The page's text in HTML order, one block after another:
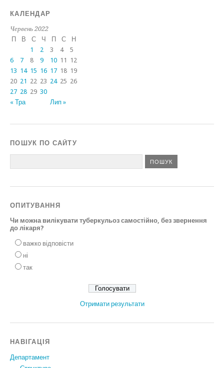
КАЛЕНДАР
Червень 2022
П
В С Ч П С Н
« Тра Лип »
1 2 3 4
5
6
7 8 9 10 11
12
13 14 15 16 17 18 19
20 21 22 23 24 25 26
27 28 29 30
ПОШУК ПО САЙТУ
ОПИТУВАННЯ
Чи можна вилікувати туберкульоз самостійно, без звернення
до лікаря?
важко відповісти
ні
так
Отримати результати
НАВІГАЦІЯ
Департамент